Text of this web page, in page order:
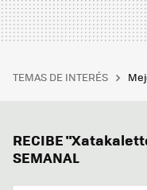
TEMAS DE INTERÉS
RECIBE
SEMANAL